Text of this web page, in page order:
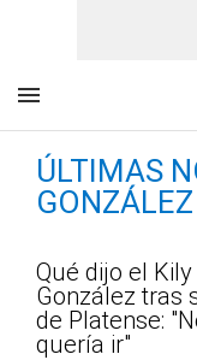
ÚLTIMAS
Qué dijo el Kily
González tras
de Platense:
quería ir"